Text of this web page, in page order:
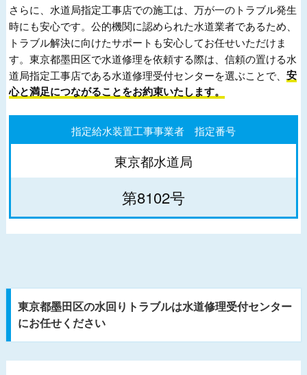
さらに、水道局指定工事店での施工は、万が一のトラブル発生
時にも安心です。公的機関に認められた水道業者であるため、
トラブル解決に向けたサポートも安心してお任せいただけま
す。東京都墨田区で水道修理を依頼する際は、信頼の置ける水
道局指定工事店である水道修理受付センターを選ぶことで、安
心と満足につながることをお約束いたします。
指定給水装置工事事業者 指定番号
東京都水道局
第8102号
東京都墨田区の水回りトラブルは水道修理受付センター
にお任せください